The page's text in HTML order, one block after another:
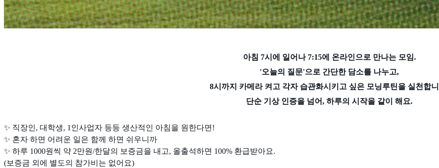
아침 7시에 일어나 7:15에 온라인으로 만나는 모임.
'오늘의 질문'으로 간단한 담소를 나누고,
8시까지 카메라 켜고 각자 습관화시키고 싶은 모닝루틴을 실천합
단순 기상 인증을 넘어, 하루의 시작을 같이 해요.
✨ 직장인, 대학생, 1인사업자 등등 생산적인 아침을 원한다면!
✨ 혼자 하면 어려운 일은 함께 하면 쉬우니까
✨ 하루 1000원씩 약 2만원/한달의 보증금을 내고, 올출석하면 100% 환급받아요.
(보증금 외에 별도의 참가비는 없어요)